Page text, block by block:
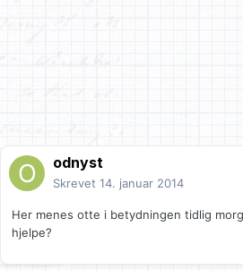
odnyst
Skrevet 14. januar 2014
Her menes otte i betydningen tidlig
hjelpe?